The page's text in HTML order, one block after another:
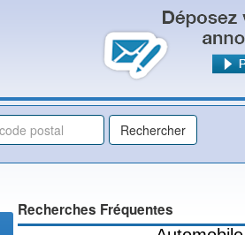
Recherches Fréquentes